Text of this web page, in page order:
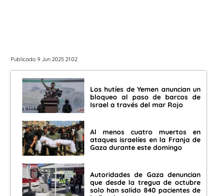
Publicado 9 Jun 2025 21:02
Los hutíes de Yemen anuncian un
bloqueo al paso de barcos de
Israel a través del mar Rojo
Al menos cuatro muertos en
ataques israelíes en la Franja de
Gaza durante este domingo
Autoridades de Gaza denuncian
que desde la tregua de octubre
solo han salido 840 pacientes de